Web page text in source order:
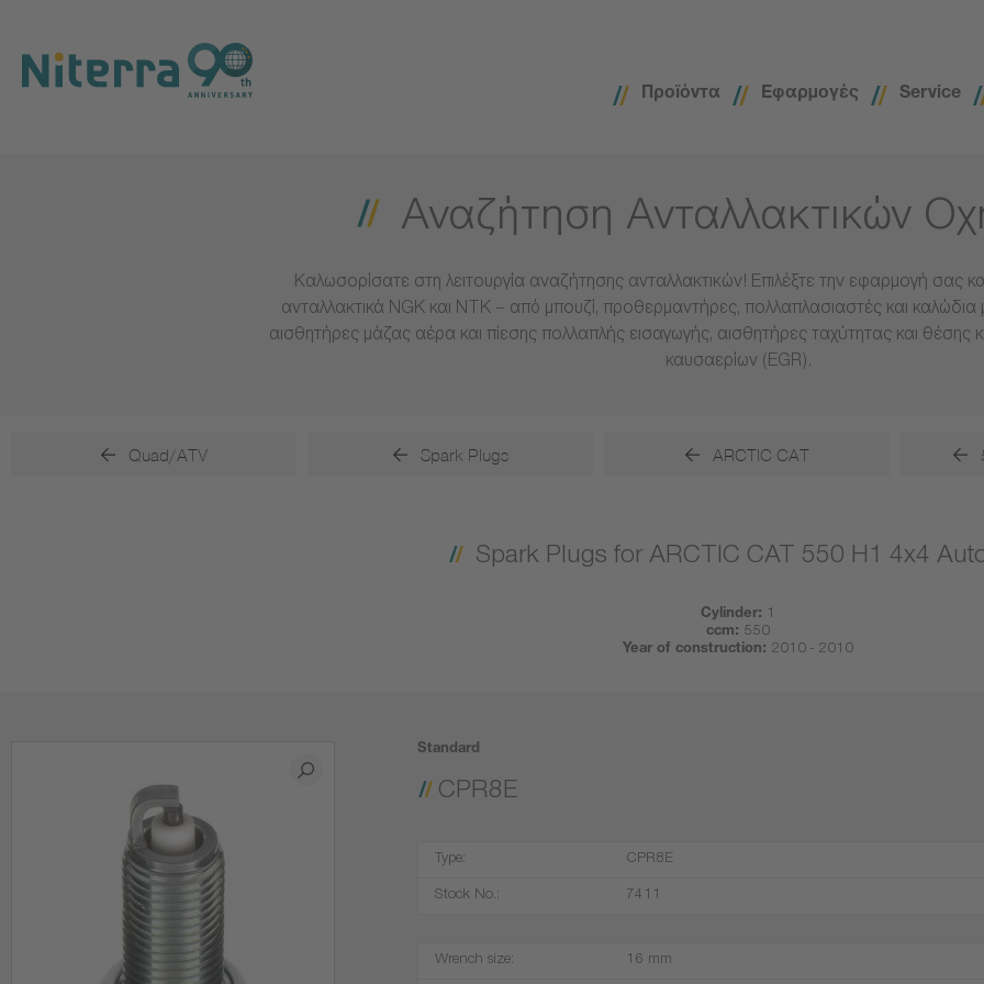
main
navigation
main
content
footer
Προϊόντα
Εφαρμογές Service
Αναζήτηση Ανταλλακτικών
Καλωσορίσατε στη λειτουργία αναζήτησης ανταλλακτικών! Επιλέξτε την εφαρμογή σας
ανταλλακτικά NGK και NTK – από μπουζί, προθερμαντήρες, πολλαπλασιαστές και καλώδια
αισθητήρες μάζας αέρα και πίεσης πολλαπλής εισαγωγής, αισθητήρες ταχύτητας και θέσης
καυσαερίων (EGR).
Quad/ATV Spark Plugs ARCTIC CAT
Spark Plugs for ARCTIC CAT 550 H1 4x4
Cylinder: 1
ccm: 550
Year of construction: 2010 - 2010
Standard
CPR8E
Type: CPR8E
Stock No.: 7411
Wrench size: 16 mm